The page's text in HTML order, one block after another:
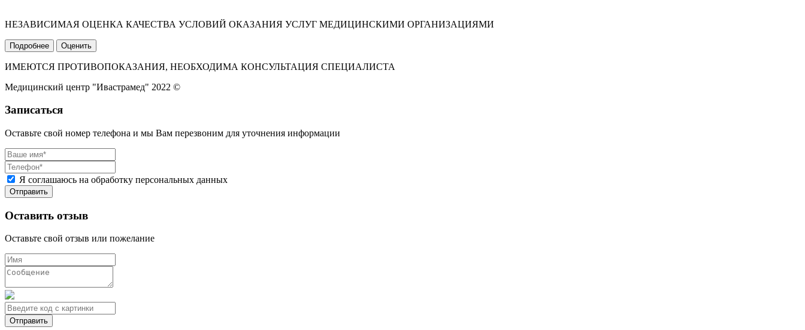
НЕЗАВИСИМАЯ ОЦЕНКА КАЧЕСТВА УСЛОВИЙ ОКАЗАНИЯ УСЛУГ МЕДИЦИНСКИМИ ОРГАНИЗАЦИЯМИ
Подробнее Оценить
ИМЕЮТСЯ ПРОТИВОПОКАЗАНИЯ, НЕОБХОДИМА КОНСУЛЬТАЦИЯ СПЕЦИАЛИСТА
Медицинский центр "Ивастрамед" 2022 ©
Записаться
Оставьте свой номер телефона и мы Вам перезвоним для уточнения информации
Я соглашаюсь на обработку персональных данных
Оставить отзыв
Оставьте свой отзыв или пожелание
Отправить